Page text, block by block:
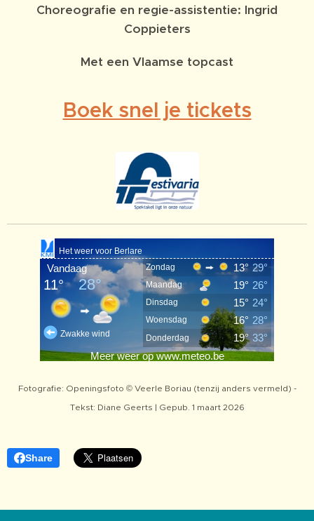
Choreografie en regie-assistentie: Ingrid
Coppieters
Met een Vlaamse topcast
Boek snel je tickets
Fotografie: Openingsfoto © Veerle Boriau (tenzij anders vermeld) -
Tekst: Diane Geerts | Gepub. 1 maart 2026
Share